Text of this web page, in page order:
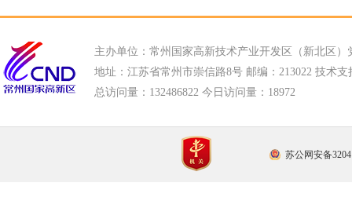
主办单位：常州国家高新技术产业开发区（新北区）
地址：江苏省常州市崇信路8号 邮编：213022 技术支
总访问量： 132486822 今日访问量： 18972
苏公网安备